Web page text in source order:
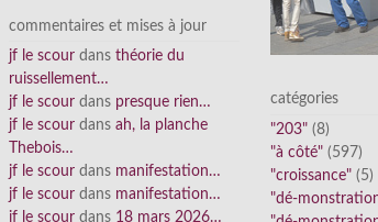
commentaires et mises à jour
jf le scour dans théorie du
ruissellement…
jf le scour dans presque rien…
jf le scour dans ah, la planche
Thebois…
jf le scour dans manifestation…
jf le scour dans manifestation…
jf le scour dans 18 mars 2026…
catégories
"203" (8)
"à côté" (597)
"croissance" (5)
"dé-